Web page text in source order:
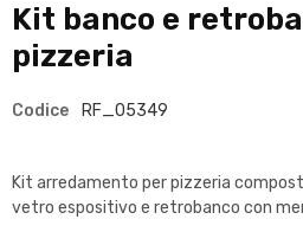
Kit banco e
pizzeria
Codice RF_05349
Kit arredamento per pizzeria
vetro espositivo e retrobanco con